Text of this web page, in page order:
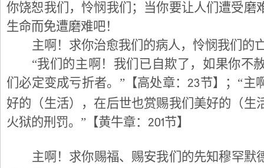
你饶恕我们，怜悯我们；当你要让人们遭受磨
生命而免遭磨难吧！
主啊！求你治愈我们的病人，怜悯我们的
“我们的主啊！我们已自欺了，如果你不
们必定变成亏折者。”【高处章： 23节】；“主
好的（生活），在后世也赏赐我们美好的（生
火狱的刑罚。”【黄牛章： 201节】
主啊！求你赐福、赐安我们的先知穆罕默